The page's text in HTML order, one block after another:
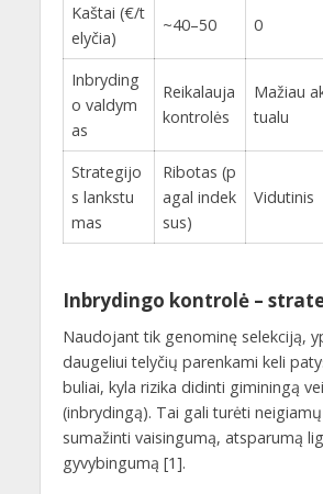
Kaštai (€/t
elyčia)
~40–50 0
Inbryding
o valdym
as
Reikalauja
kontrolės
Mažiau
tualu
Strategijo
s lankstu
mas
Ribotas (p
agal indek
sus)
Vidutinis
Inbrydingo kontrolė –
Naudojant tik genominę selekciją,
daugeliui telyčių parenkami keli
buliai, kyla rizika didinti giminingą
(inbrydingą). Tai gali turėti
sumažinti vaisingumą, atsparumą
gyvybingumą [1].